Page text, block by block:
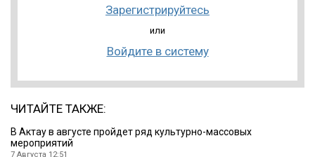
Зарегистрируйтесь
или
Войдите в систему
ЧИТАЙТЕ ТАКЖЕ:
В Актау в августе пройдет ряд культурно-массовых
мероприятий
7 Августа 12:51